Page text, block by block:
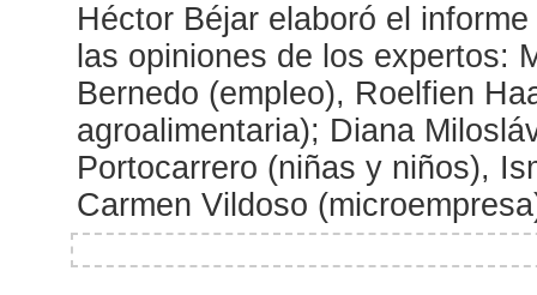
Héctor Béjar elaboró el
las opiniones de los expertos:
Bernedo (empleo), Roelfien
agroalimentaria); Diana
Portocarrero (niñas y niños),
Carmen Vildoso